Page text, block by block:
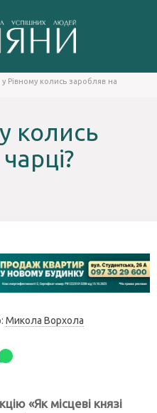
у Рівному колись заробляв на
колись
Микола Ворхола
«Як місцеві князі